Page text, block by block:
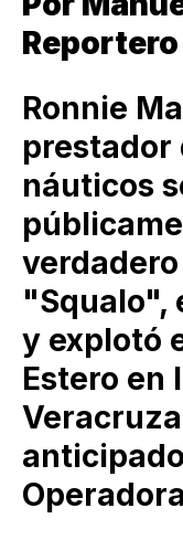
Ronnie
prestador
náuticos
"Squalo",
y explotó
Estero en